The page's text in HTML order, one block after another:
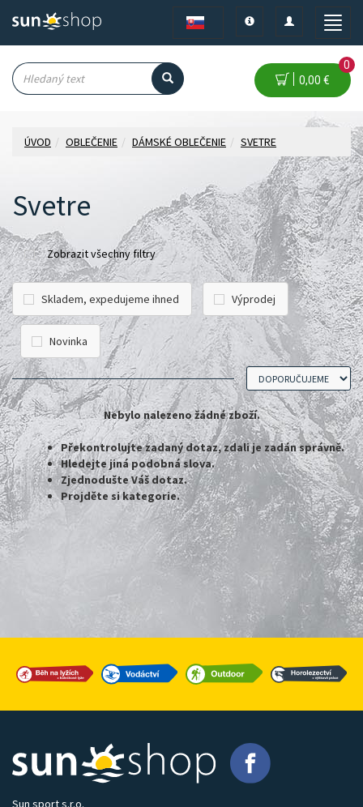
Toggle
Toggle
navigation
Toggle
0,00 €
0
ÚVOD OBLEČENIE DÁMSKÉ OBLEČENIE SVETRE
Svetre
Zobrazit všechny filtry
Skladem, expedujeme ihned Výprodej
Novinka
Nebylo nalezeno žádné zboží.
Překontrolujte zadaný dotaz, zdali je zadán správně.
Hledejte jiná podobná slova.
Zjednodušte Váš dotaz.
Projděte si kategorie.
Sun sport s.r.o.